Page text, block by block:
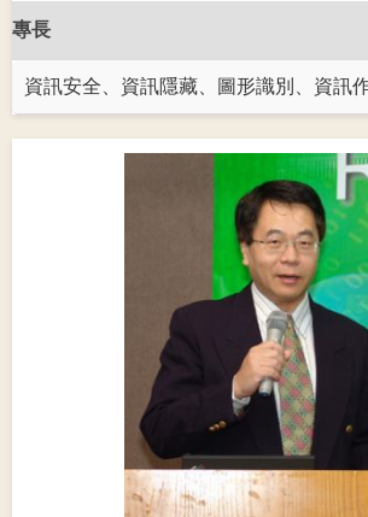
專長
資訊安全、資訊隱藏、圖形識別、資訊